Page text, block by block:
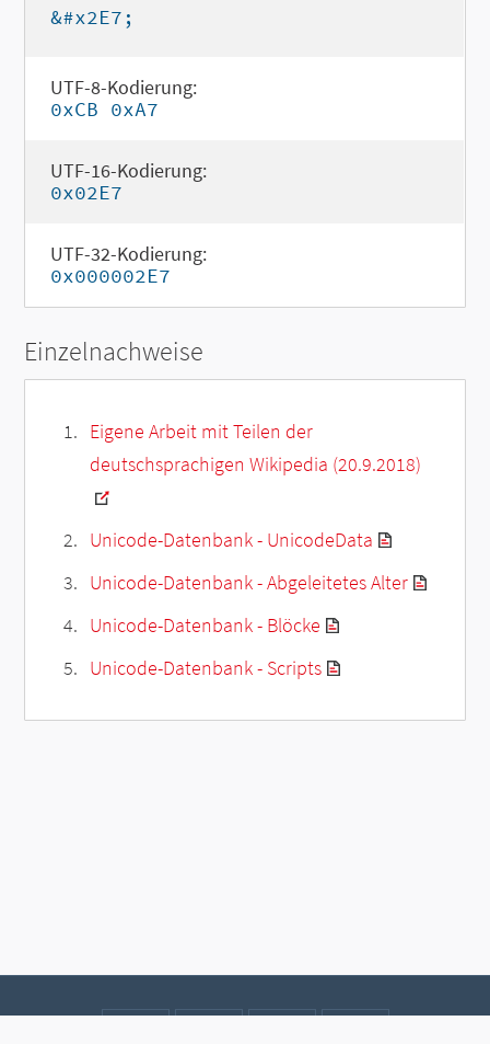
&#x2E7;
UTF-8-Kodierung:
0xCB 0xA7
UTF-16-Kodierung:
0x02E7
UTF-32-Kodierung:
0x000002E7
Einzelnachweise
Eigene Arbeit mit Teilen der
deutschsprachigen Wikipedia (20.9.2018)
Unicode-Datenbank - UnicodeData
Unicode-Datenbank - Abgeleitetes Alter
Unicode-Datenbank - Blöcke
Unicode-Datenbank - Scripts